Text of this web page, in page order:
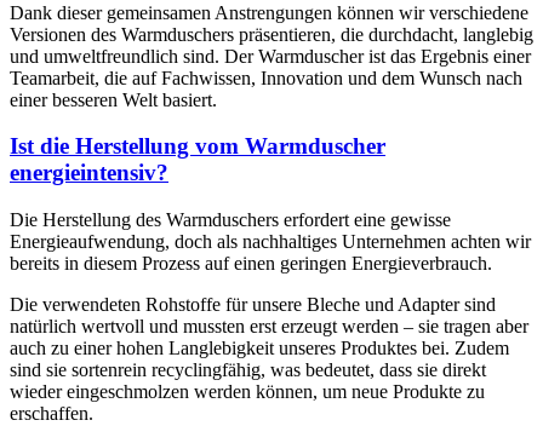
Dank dieser gemeinsamen Anstrengungen können wir verschiedene
Versionen des Warmduschers präsentieren, die durchdacht, langlebig
und umweltfreundlich sind. Der Warmduscher ist das Ergebnis einer
Teamarbeit, die auf Fachwissen, Innovation und dem Wunsch nach
einer besseren Welt basiert.
Ist die Herstellung vom Warmduscher
energieintensiv?
Die Herstellung des Warmduschers erfordert eine gewisse
Energieaufwendung, doch als nachhaltiges Unternehmen achten wir
bereits in diesem Prozess auf einen geringen Energieverbrauch.
Die verwendeten Rohstoffe für unsere Bleche und Adapter sind
natürlich wertvoll und mussten erst erzeugt werden – sie tragen aber
auch zu einer hohen Langlebigkeit unseres Produktes bei. Zudem
sind sie sortenrein recyclingfähig, was bedeutet, dass sie direkt
wieder eingeschmolzen werden können, um neue Produkte zu
erschaffen.